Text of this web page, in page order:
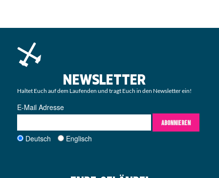
NEWSLETTER
Haltet Euch auf dem Laufenden und tragt Euch in den Newsletter ein!
E-Mail Adresse
ABONNIEREN
Deutsch Englisch